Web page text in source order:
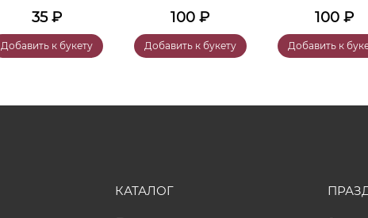
35₽
Добавить к букету
100 ₽
Добавить к букету
100₽
Добавить к
КАТАЛОГ